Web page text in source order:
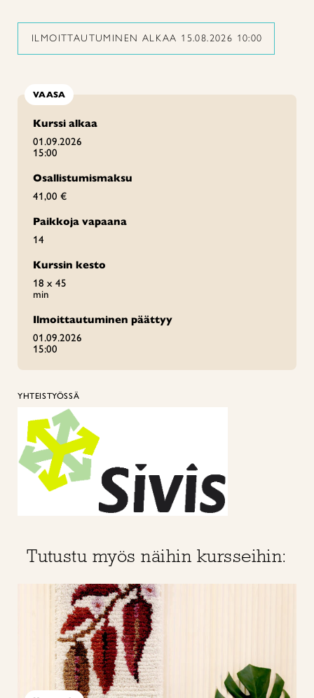
ILMOITTAUTUMINEN ALKAA 15.08.2026 10:00
VAASA
Kurssi alkaa
01.09.2026
15:00
Osallistumismaksu
41,00 €
Paikkoja vapaana
14
Kurssin kesto
18 x 45
min
Ilmoittautuminen päättyy
01.09.2026
15:00
YHTEISTYÖSSÄ
Tutustu myös näihin kursseihin: